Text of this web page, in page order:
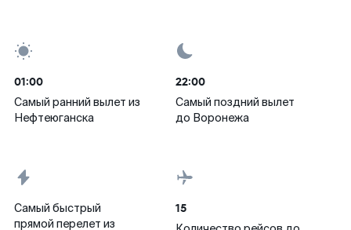
01:00
Самый ранний вылет из
Нефтеюганска
22:00
Самый поздний вылет
до Воронежа
Самый быстрый
прямой перелет из
15